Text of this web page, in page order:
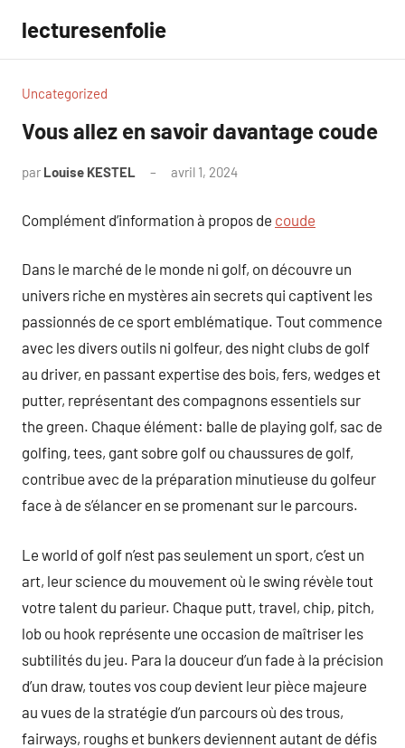
contenu
lecturesenfolie
Uncategorized
Vous allez en savoir davantage coude
par Louise KESTEL avril 1, 2024
Complément d’information à propos de coude
Dans le marché de le monde ni golf, on découvre un
univers riche en mystères ain secrets qui captivent les
passionnés de ce sport emblématique. Tout commence
avec les divers outils ni golfeur, des night clubs de golf
au driver, en passant expertise des bois, fers, wedges et
putter, représentant des compagnons essentiels sur
the green. Chaque élément: balle de playing golf, sac de
golfing, tees, gant sobre golf ou chaussures de golf,
contribue avec de la préparation minutieuse du golfeur
face à de s’élancer en se promenant sur le parcours.
Le world of golf n’est pas seulement un sport, c’est un
art, leur science du mouvement où le swing révèle tout
votre talent du parieur. Chaque putt, travel, chip, pitch,
lob ou hook représente une occasion de maîtriser les
subtilités du jeu. Para la douceur d’un fade à la précision
d’un draw, toutes vos coup devient leur pièce majeure
au vues de la stratégie d’un parcours où des trous,
fairways, roughs et bunkers deviennent autant de défis